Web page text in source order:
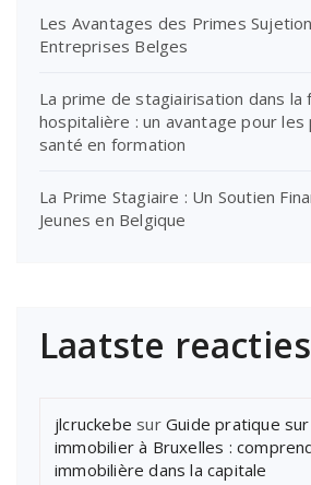
Les Avantages des Primes
Entreprises Belges
La prime de stagiairisation dans la
hospitalière : un avantage pour
santé en formation
La Prime Stagiaire : Un Soutien
Jeunes en Belgique
Laatste reacties
jlcruckebe sur Guide pratique
immobilier à Bruxelles :
immobilière dans la capitale